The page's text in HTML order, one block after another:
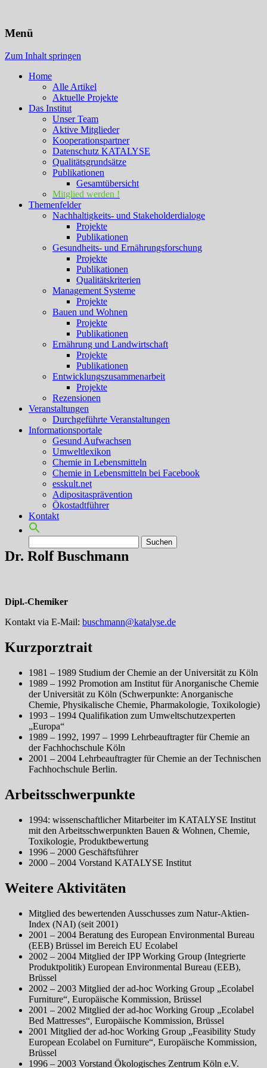
KATALYSE Institut
Menü
Zum Inhalt springen
Home
Alle Artikel
Aktuelle Projekte
Das Institut
Unser Team
Aktive Mitglieder
Kooperationspartner
Datenschutz KATALYSE
Qualitätsgrundsätze
Publikationen
Gesamtübersicht
Mitglied werden !
Themenfelder
Nachhaltigkeits- und Stakeholderdialoge
Projekte
Publikationen
Gesundheits- und Ernährungsforschung
Projekte
Publikationen
Qualitätskriterien
Management Systeme
Projekte
Bauen und Wohnen
Projekte
Publikationen
Ernährung und Landwirtschaft
Projekte
Publikationen
Entwicklungszusammenarbeit
Projekte
Rezensionen
Veranstaltungen
Durchgeführte Veranstaltungen
Informationsportale
Gesund Aufwachsen
Umweltlexikon
Chemie in Lebensmitteln
Chemie in Lebensmitteln bei Facebook
esskult.net
Adipositasprävention
Ökostadtführer
Kontakt
nach:
Dr. Rolf Buschmann
Dipl.-Chemiker
Kontakt via E-Mail: buschmann@katalyse.de
Kurzporztrait
1981 – 1989 Studium der Chemie an der Universität zu Köln
1989 – 1992 Promotion am Institut für Anorganische Chemie
der Universität zu Köln (Schwerpunkte: Anorganische
Chemie, Physikalische Chemie, Pharmakologie, Toxikologie)
1993 – 1994 Qualifikation zum Umweltschutzexperten
„Europa“
1989 – 1992, 1997 – 1999 Lehrbeauftragter für Chemie an
der Fachhochschule Köln
2001 – 2004 Lehrbeauftragter für Chemie an der Technischen
Fachhochschule Berlin.
Arbeitsschwerpunkte
1994: wissenschaftlicher Mitarbeiter im KATALYSE Institut
mit den Arbeitsschwerpunkten Bauen & Wohnen, Chemie,
Toxikologie, Produktbewertung
1996 – 2000 Geschäftsführer
2000 – 2004 Vorstand KATALYSE Institut
Weitere Aktivitäten
Mitglied des bewertenden Ausschusses zum Natur-Aktien-
Index (NAI) (seit 2001)
2001 – 2004 Beratung des European Environmental Bureau
(EEB) Brüssel im Bereich EU Ecolabel
2002 – 2004 Mitglied der IPP Working Group (Integrierte
Produktpolitik) European Environmental Bureau (EEB),
Brüssel
2002 – 2003 Mitglied der ad-hoc Working Group „Ecolabel
Furniture“, Europäische Kommission, Brüssel
2001 – 2002 Mitglied der ad-hoc Working Group „Ecolabel
Bed Mattresses“, Europäische Kommission, Brüssel
2001 Mitglied der ad-hoc Working Group „Feasibility Study
European Ecolabel on Furniture“, Europäische Kommission,
Brüssel
1996 – 2003 Vorstand Ökologisches Zentrum Köln e.V.